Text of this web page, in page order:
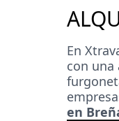
En
con una
en